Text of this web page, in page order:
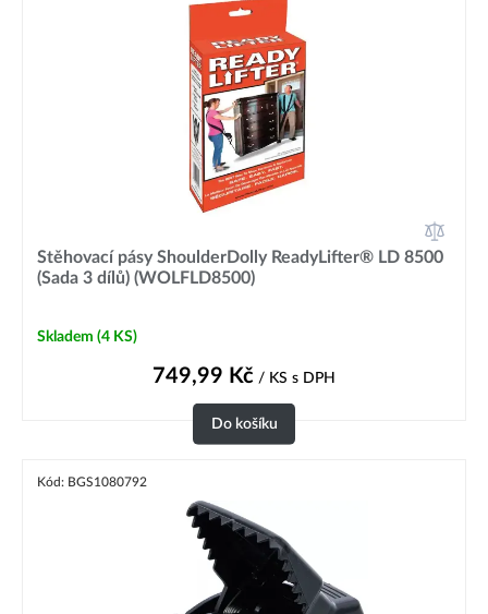
Stěhovací pásy ShoulderDolly ReadyLifter® LD 8500
(Sada 3 dílů) (WOLFLD8500)
Skladem (4 KS)
749,99 Kč / KS s DPH
Do košíku
Kód: BGS1080792